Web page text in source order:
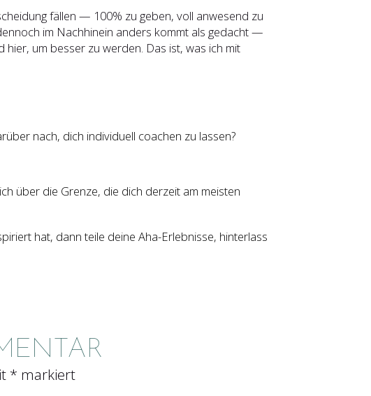
fällen — 100% zu geben, voll anwesend zu
im Nachhinein anders kommt als gedacht —
um besser zu werden. Das ist, was ich mit
nach, dich individuell coachen zu lassen?
über die Grenze, die dich derzeit am meisten
hat, dann teile deine Aha-Erlebnisse, hinterlass
* markiert